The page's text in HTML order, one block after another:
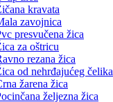
kravata
zavojnica
presvučena žica
za oštricu
rezana žica
od nehrđajućeg čelika
žarena žica
željezna žica